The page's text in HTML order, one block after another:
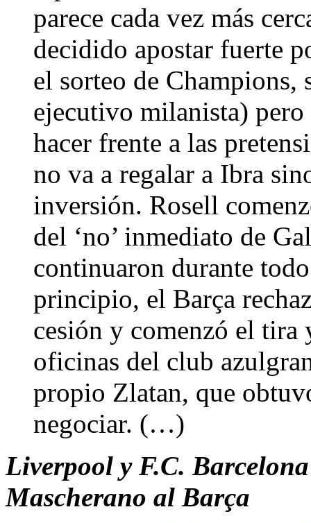
parece cada vez más
decidido apostar fuerte
el sorteo de
ejecutivo milanista)
hacer frente a las
no va a regalar a Ibra
inversión. Rosell
del ‘no’ inmediato de
continuaron durante
principio, el Barça
cesión y comenzó el tira
oficinas del club
propio Zlatan, que
negociar. (…)
Liverpool y F.C.
Mascherano al Barça